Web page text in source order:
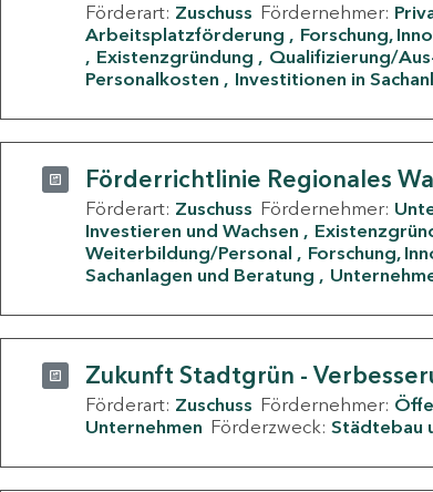
Förderart: Zuschuss Fördernehmer:
Arbeitsplatzförderung
Forschung,
Existenzgründung
Qualifizierung/
Personalkosten
Investitionen in
Förderrichtlinie Regionales
Förderart: Zuschuss Fördernehmer:
Investieren und Wachsen
Weiterbildung/Personal
Forschung,
Sachanlagen und Beratung
Zukunft Stadtgrün -
Förderart: Zuschuss Fördernehmer:
Unternehmen Förderzweck: Städtebau